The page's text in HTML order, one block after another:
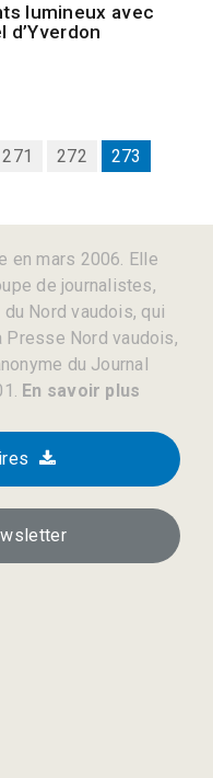
lumineux avec
d’Yverdon
271 272 273
en mars 2006. Elle
de journalistes,
Nord vaudois, qui
Nord vaudois,
du Journal
En savoir plus